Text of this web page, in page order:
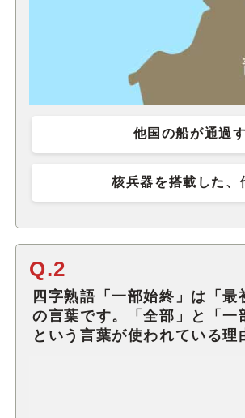
他国の船が通過
核兵器を搭載した、
Q.2
四字熟語「一部始終」は「
の言葉です。「全部」と「一
という言葉が使われている理